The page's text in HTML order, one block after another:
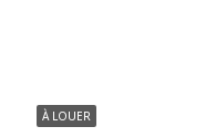
À LOUER